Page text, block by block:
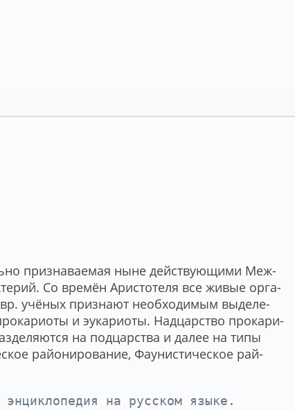
при­зна­вае­мая ны­не дей­ст­вую­щи­ми Ме­ж­
Со вре­мён Ари­сто­те­ля все жи­вые ор­га­
учё­ных при­зна­ют не­об­хо­ди­мым вы­де­ле­
и эу­ка­рио­ты. Над­цар­ст­во про­ка­ри­
на под­цар­ст­ва и да­лее на ти­пы
рай­они­ро­ва­ние, Фау­ни­сти­че­ское рай­
на русском языке.